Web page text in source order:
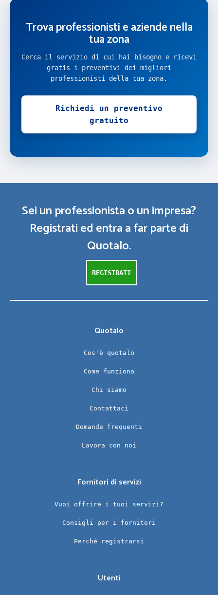
Trova professionisti e aziende nella
tua zona
Cerca il servizio di cui hai bisogno e ricevi
gratis i preventivi dei migliori
professionisti della tua zona.
Richiedi un preventivo
gratuito
Sei un professionista o un impresa?
Registrati ed entra a far parte di
Quotalo.
REGISTRATI
Quotalo
Cos'è quotalo
Come funziona
Chi siamo
Contattaci
Domande frequenti
Lavora con noi
Fornitori di servizi
Vuoi offrire i tuoi servizi?
Consigli per i fornitori
Perché registrarsi
Utenti